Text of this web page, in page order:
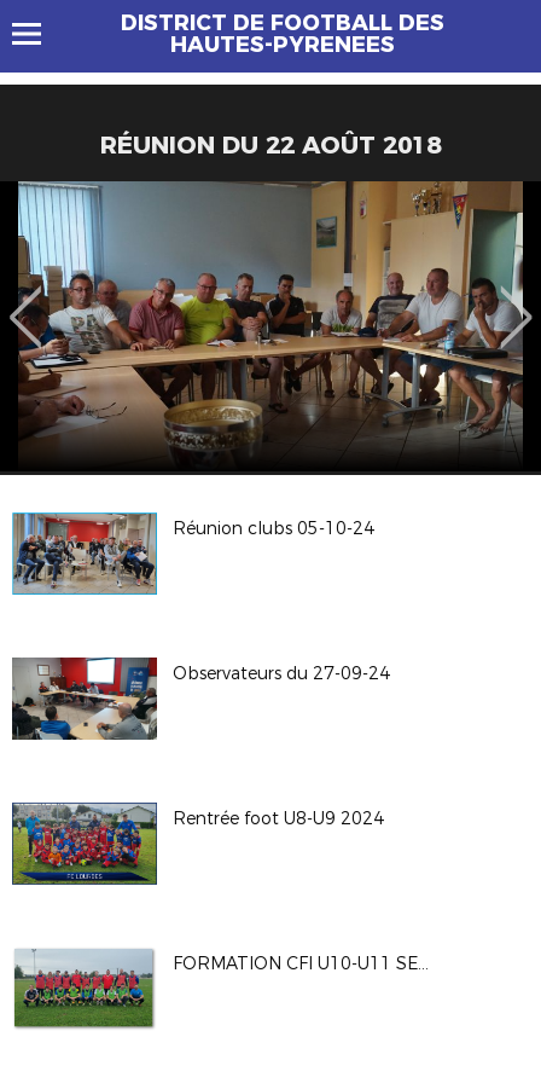
DISTRICT DE FOOTBALL DES
HAUTES-PYRENEES
RÉUNION DU 22 AOÛT 2018
Réunion clubs 05-10-24
Observateurs du 27-09-24
Rentrée foot U8-U9 2024
FORMATION CFI U10-U11 SEPT 2024